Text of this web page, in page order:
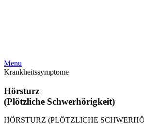
Menu
Krankheitssymptome
Hörsturz
(Plötzliche Schwerhörigkeit)
HÖRSTURZ (PLÖTZLICHE